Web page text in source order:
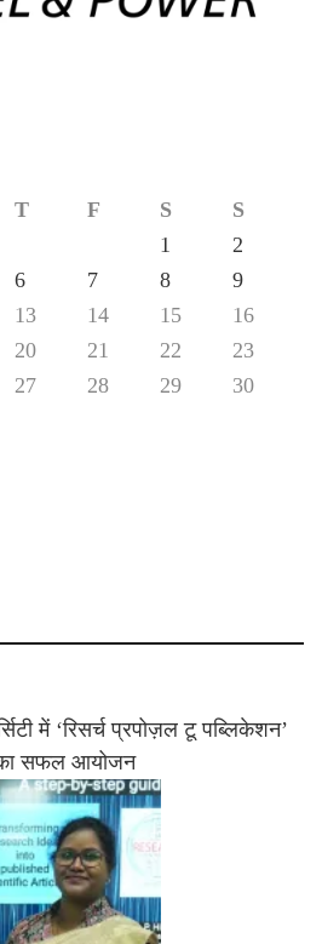
T F S
S
1
2
6 7 8
9
13 14 15
16
20 21 22
23
27 28 29
30
में ‘रिसर्च प्रपोज़ल टू पब्लिकेशन’
का सफल आयोजन